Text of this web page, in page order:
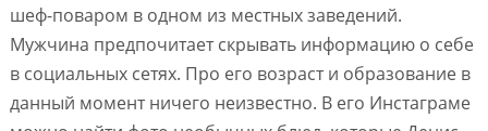
шеф-поваром в одном из местных заведений.
Мужчина предпочитает скрывать информацию о себе
в социальных сетях. Про его возраст и образование в
данный момент ничего неизвестно. В его Инстаграме